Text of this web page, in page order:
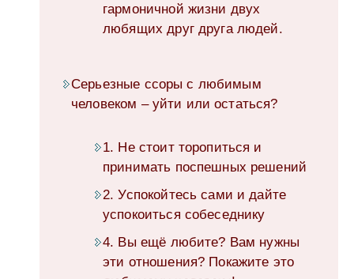
гармоничной жизни двух
любящих друг друга людей.
Серьезные ссоры с любимым
человеком – уйти или остаться?
1. Не стоит торопиться и
принимать поспешных решений
2. Успокойтесь сами и дайте
успокоиться собеседнику
4. Вы ещё любите? Вам нужны
эти отношения? Покажите это